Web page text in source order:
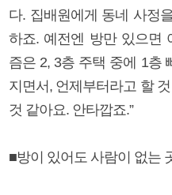
다. 집배원에게 동네 사정
하죠. 예전엔 방만 있으면
즘은 2, 3층 주택 중에 1층
지면서, 언제부터라고 할
것 같아요. 안타깝죠.”
■방이 있어도 사람이 없는